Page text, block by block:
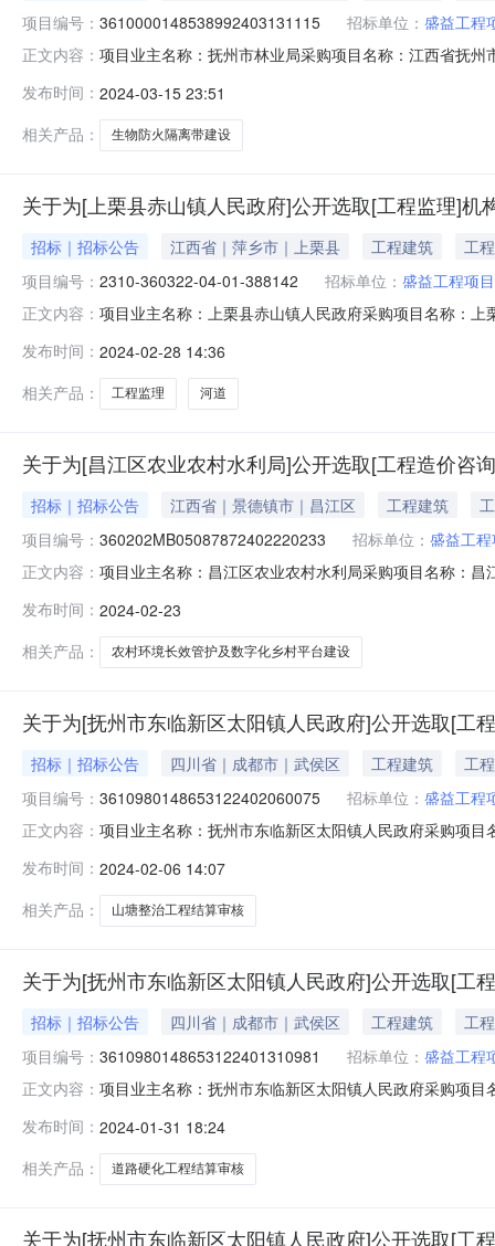
项目编号： 3610000148538992403131115 招标单位： 盛益工程
正文内容： 项目业主名称：抚州市林业局采购项目名称：江西省抚
造价咨询计费标准，最低价中选。服务内容：江西省抚
发布时间： 2024-03-15 23:51
相关产品：
生物防火隔离带建设
关于为[上栗县赤山镇人民政府]公开选取[工程监理]机
招标｜招标公告 江西省｜萍乡市｜上栗县 工程建筑
工程
项目编号： 2310-360322-04-01-388142 招标单位： 盛益工程项
正文内容： 项目业主名称：上栗县赤山镇人民政府采购项目名称：
合同时间：15（个工作日）合同备案时间：5（个工作日
发布时间： 2024-02-28 14:36
相关产品：
工程监理 河道
关于为[昌江区农业农村水利局]公开选取[工程造价咨
招标｜招标公告 江西省｜景德镇市｜昌江区 工程建筑
项目编号： 360202MB05087872402220233 招标单位： 盛益工
正文内容： 项目业主名称：昌江区农业农村水利局采购项目名称：
护及数字化乡村平台建设项目进行结算审计洽谈时间：3
发布时间： 2024-02-23
相关产品：
农村环境长效管护及数字化乡村平台建设
关于为[抚州市东临新区太阳镇人民政府]公开选取[工
招标｜招标公告 四川省｜成都市｜武侯区 工程建筑
工程
项目编号： 3610980148653122402060075 招标单位： 盛益工程
正文内容： 项目业主名称：抚州市东临新区太阳镇人民政府采购项
工程结算审核洽谈时间：3（个工作日）签订合同时间：
公司,江西启迪项目管理有限公
发布时间： 2024-02-06 14:07
相关产品：
山塘整治工程结算审核
关于为[抚州市东临新区太阳镇人民政府]公开选取[工
招标｜招标公告 四川省｜成都市｜武侯区 工程建筑
工程
项目编号： 3610980148653122401310981 招标单位： 盛益工程
正文内容： 项目业主名称：抚州市东临新区太阳镇人民政府采购项
张家洼边道路硬化工程结算审核洽谈时间：3（个工作日
工程项目管理
发布时间： 2024-01-31 18:24
相关产品：
道路硬化工程结算审核
关于为[抚州市东临新区太阳镇人民政府]公开选取[工